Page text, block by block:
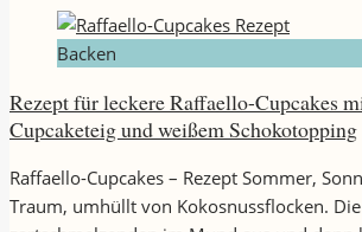
Backen
Rezept für leckere Raffaello-Cupcakes
Cupcaketeig und weißem Schokotopping
Raffaello-Cupcakes – Rezept Sommer,
Traum, umhüllt von Kokosnussflocken.